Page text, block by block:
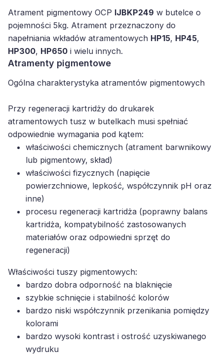
Atrament pigmentowy OCP IJBKP249 w butelce o
pojemności 5kg. Atrament przeznaczony do
napełniania wkładów atramentowych HP15, HP45,
HP300, HP650 i wielu innych.
Atramenty pigmentowe
Ogólna charakterystyka atramentów pigmentowych
Przy regeneracji kartridży do drukarek
atramentowych tusz w butelkach musi spełniać
odpowiednie wymagania pod kątem:
właściwości chemicznych (atrament barwnikowy
lub pigmentowy, skład)
właściwości fizycznych (napięcie
powierzchniowe, lepkość, współczynnik pH oraz
inne)
procesu regeneracji kartridża (poprawny balans
kartridża, kompatybilność zastosowanych
materiałów oraz odpowiedni sprzęt do
regeneracji)
Właściwości tuszy pigmentowych:
bardzo dobra odporność na blaknięcie
szybkie schnięcie i stabilność kolorów
bardzo niski współczynnik przenikania pomiędzy
kolorami
bardzo wysoki kontrast i ostrość uzyskiwanego
wydruku